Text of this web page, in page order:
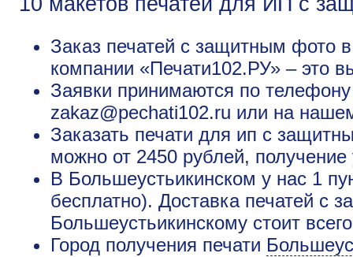
Заказ печатей с защитным фото
компании «Печати102.РУ» – это
Заявки принимаются по
zakaz@pechati102.ru или на
Заказать печати для ип с
можно от 2450 рублей,
В Большеустьикинском у нас 1
бесплатно). Доставка печатей с
Большеустьикинскому стоит
Город получения печати